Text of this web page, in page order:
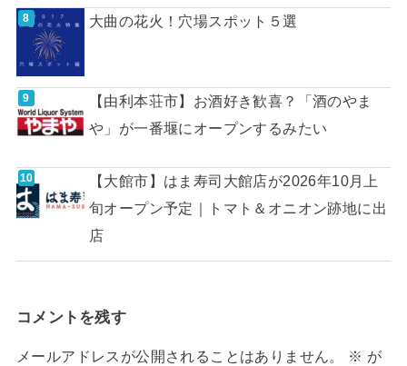
大曲の花火！穴場スポット５選
【由利本荘市】お酒好き歓喜？「酒のやま
や」が一番堰にオープンするみたい
【大館市】はま寿司大館店が2026年10月上
旬オープン予定｜トマト＆オニオン跡地に出
店
コメントを残す
メールアドレスが公開されることはありません。 ※ が